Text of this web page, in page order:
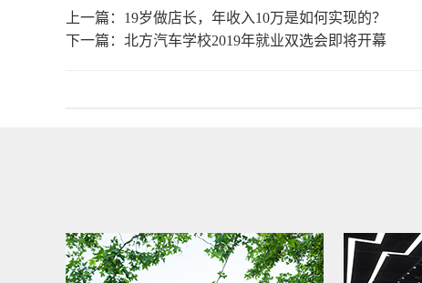
上一篇： 19岁做店长，年收入10万是如何实现的？
下一篇： 北方汽车学校2019年就业双选会即将开幕